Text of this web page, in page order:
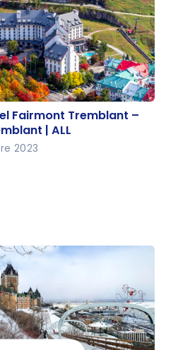
Fairmont Tremblant –
| ALL
Fairmont Tremblant –
| ALL
2023